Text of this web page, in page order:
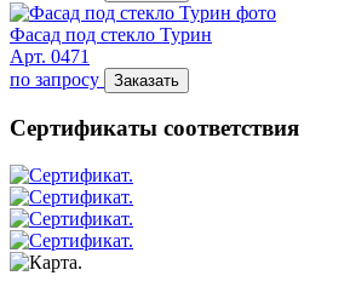
Фасад под стекло Турин
Арт. 0471
по запросу
Заказать
Сертификаты соответствия